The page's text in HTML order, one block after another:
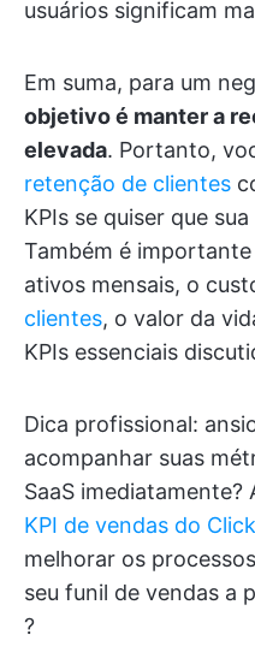
usuários significam
Em suma, para um
objetivo é manter a
elevada. Portanto,
retenção de clientes
KPIs se quiser que
Também é
ativos mensais, o
clientes, o valor da
KPIs essenciais
Dica profissional:
acompanhar suas
SaaS imediatamente?
KPI de vendas do
melhorar os
seu funil de vendas a
?